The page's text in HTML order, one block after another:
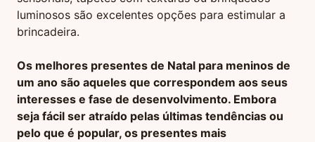
luminosos são excelentes opções para estimular a
brincadeira.
Os melhores presentes de Natal para meninos de
um ano são aqueles que correspondem aos seus
interesses e fase de desenvolvimento. Embora
seja fácil ser atraído pelas últimas tendências ou
pelo que é popular, os presentes mais